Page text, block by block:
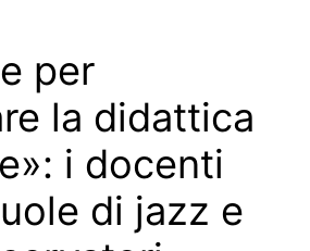
per
la didattica
i docenti
di jazz e